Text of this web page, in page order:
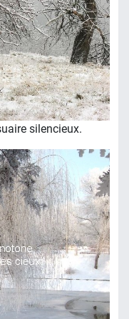
silencieux.